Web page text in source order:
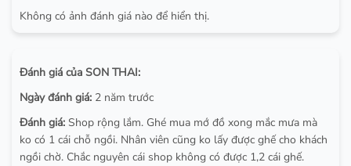
Không có ảnh đánh giá nào để hiển thị.
Đánh giá của SON THAI:
Ngày đánh giá: 2 năm trước
Đánh giá: Shop rộng lắm. Ghé mua mớ đồ xong mắc mưa mà
ko có 1 cái chỗ ngồi. Nhân viên cũng ko lấy được ghế cho khách
ngồi chờ. Chắc nguyên cái shop không có được 1,2 cái ghế.